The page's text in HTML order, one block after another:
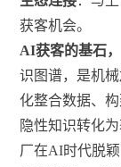
获客机会。
AI获客的基石
识图谱，是机
化整合数据、
隐性知识转化
厂在AI时代脱颖